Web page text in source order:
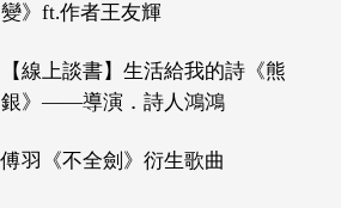
變》ft.作者王友輝
【線上談書】生活給我的詩《熊
銀》——導演．詩人鴻鴻
傅羽《不全劍》衍生歌曲